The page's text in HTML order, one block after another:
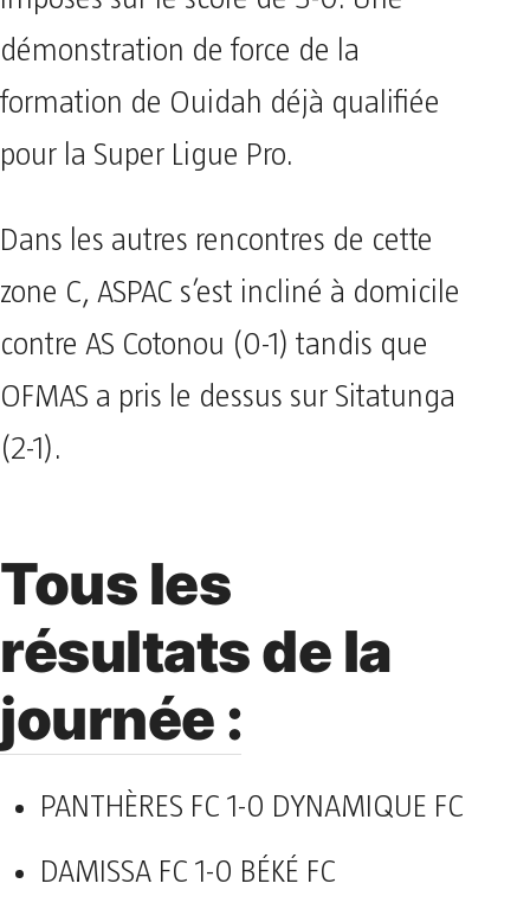
démonstration de force de la
formation de Ouidah déjà qualifiée
pour la Super Ligue Pro.
Dans les autres rencontres de cette
zone C, ASPAC s’est incliné à domicile
contre AS Cotonou (0-1) tandis que
OFMAS a pris le dessus sur Sitatunga
(2-1).
Tous les
résultats de la
journée :
PANTHÈRES FC 1-0 DYNAMIQUE FC
DAMISSA FC 1-0 BÉKÉ FC